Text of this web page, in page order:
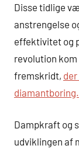
Disse tidlige
anstrengelse
effektivitet og
revolution
fremskridt,
diamantboring.
Dampkraft og
udviklingen af